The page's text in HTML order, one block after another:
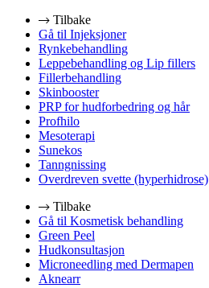
Tilbake
Gå til Injeksjoner
Rynkebehandling
Leppebehandling og Lip fillers
Fillerbehandling
Skinbooster
PRP for hudforbedring og hår
Profhilo
Mesoterapi
Sunekos
Tanngnissing
Overdreven svette (hyperhidrose)
Tilbake
Gå til Kosmetisk behandling
Green Peel
Hudkonsultasjon
Microneedling med Dermapen
Aknearr